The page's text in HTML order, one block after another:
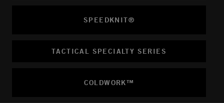
SPEEDKNIT®
TACTICAL SPECIALTY SERIES
COLDWORK™